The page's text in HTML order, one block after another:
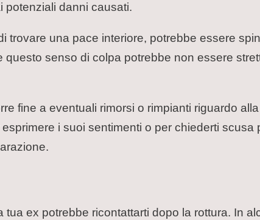
potenziali danni causati.
trovare una pace interiore, potrebbe essere
senso di colpa potrebbe non essere
fine a eventuali rimorsi o rimpianti riguardo
i suoi sentimenti o per chiederti scusa
ex potrebbe ricontattarti dopo la rottura. In